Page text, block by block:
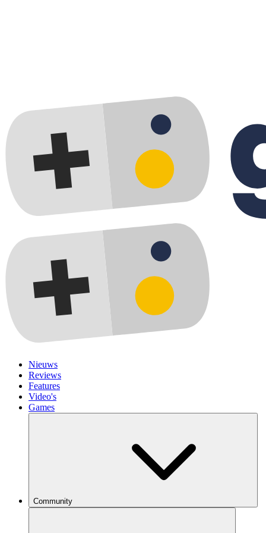
Nieuws
Reviews
Features
Video's
Games
Community